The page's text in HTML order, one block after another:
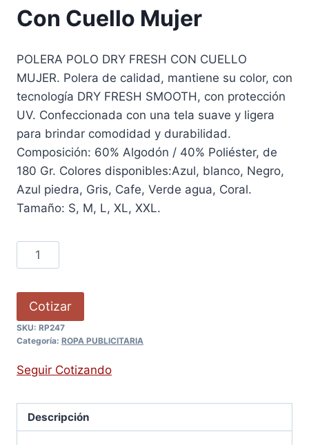
Con Cuello Mujer
POLERA POLO DRY FRESH CON CUELLO
MUJER. Polera de calidad, mantiene su color, con
tecnología DRY FRESH SMOOTH, con protección
UV. Confeccionada con una tela suave y ligera
para brindar comodidad y durabilidad.
Composición: 60% Algodón / 40% Poliéster, de
180 Gr. Colores disponibles:Azul, blanco, Negro,
Azul piedra, Gris, Cafe, Verde agua, Coral.
Tamaño: S, M, L, XL, XXL.
Cotizar
SKU: RP247
Categoría: ROPA PUBLICITARIA
Seguir Cotizando
Descripción